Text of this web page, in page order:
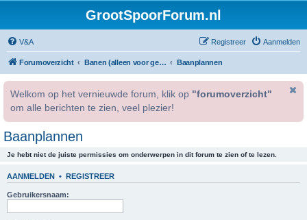
GrootSpoorForum.nl
V&A Aanmelden
Registreer
Forumoverzicht Banen (alleen voor geregistreerde gebruikers). Baanplannen
Welkom op het vernieuwde forum, klik op "forumoverzicht"
om alle berichten te zien, veel plezier!
Baanplannen
Je hebt niet de juiste permissies om onderwerpen in dit forum te zien of te lezen.
AANMELDEN • REGISTREER
Gebruikersnaam: